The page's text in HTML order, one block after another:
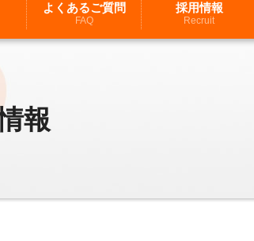
よくあるご質問
FAQ
採用情報
Recruit
報